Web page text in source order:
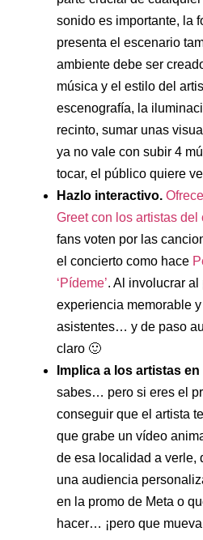
sonido es importante, la
presenta el escenario
ambiente debe ser
música y el estilo del
escenografía, la
recinto, sumar unas
ya no vale con subir 4
tocar, el público quiere
Hazlo interactivo.
Greet con los artistas del
fans voten por las
el concierto como hace
‘Pídeme’. Al involucrar
experiencia memorable
asistentes… y de paso
claro 🙂
Implica a los artistas
sabes… pero si eres el
conseguir que el artista
que grabe un vídeo
de esa localidad a verle,
una audiencia
en la promo de Meta o
hacer… ¡pero que